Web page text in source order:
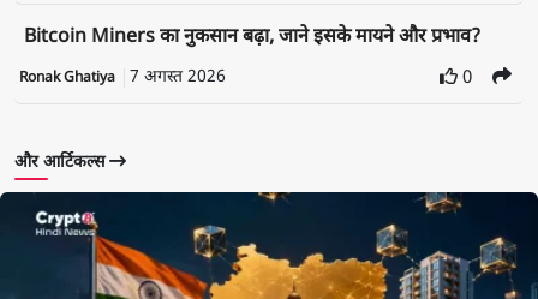
Bitcoin Miners का नुकसान बढ़ा, जाने इसके मायने और प्रभाव?
Ronak Ghatiya 7 अगस्त 2026 0
और आर्टिकल्स